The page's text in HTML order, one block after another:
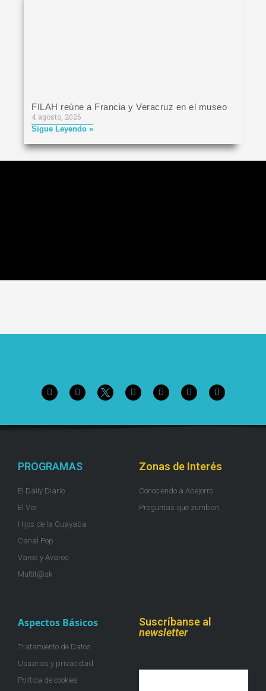
FILAH reúne a Francia y Veracruz en el museo
4 agosto, 2026
Sigue Leyendo »
PROGRAMAS
El Daily Diario
El Var
Hijos de la Guayaba
Canal Pop
Varos y Avaros
Multit@sk
Zonas de Interés
Conociendo a Abejorro
Preguntas que zumban
Aspectos Básicos
Tratamiento de Datos
Usuarios y privacidad
Política de cookies
Suscríbanse al
newsletter